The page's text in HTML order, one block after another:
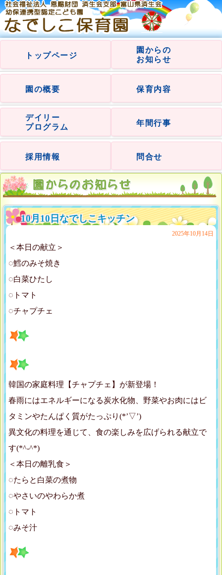
トップページ
園からの
お知らせ
園の概要 保育内容
デイリー
プログラム
年間行事
採用情報 問合せ
10月10日なでしこキッチン
2025年10月14日
＜本日の献立＞
◌鱈のみそ焼き
◌白菜ひたし
◌トマト
◌チャプチェ
韓国の家庭料理【チャプチェ】が新登場！
春雨にはエネルギーになる炭水化物、野菜やお肉にはビ
タミンやたんぱく質がたっぷり(*’▽’)
異文化の料理を通じて、食の楽しみを広げられる献立で
す(*^-^*)
＜本日の離乳食＞
◌たらと白菜の煮物
◌やさいのやわらか煮
◌トマト
◌みそ汁